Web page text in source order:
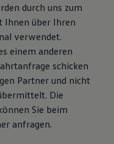
durch uns zum
Ihnen über Ihren
verwendet.
einem anderen
schicken
Partner und nicht
Die
Sie beim
anfragen.